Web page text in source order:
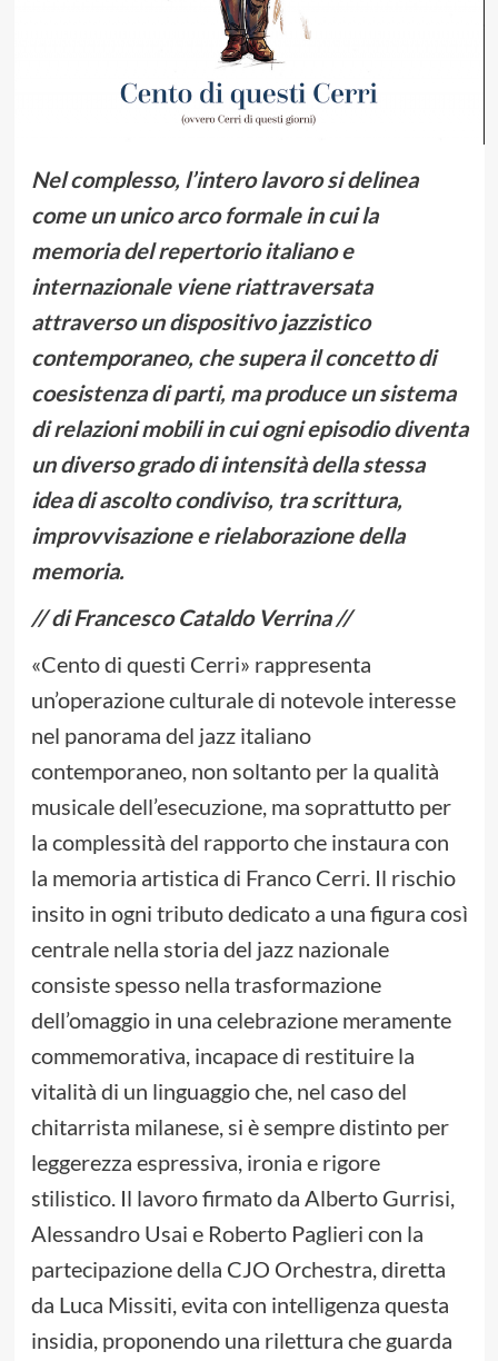
Nel complesso, l’intero lavoro si delinea
come un unico arco formale in cui la
memoria del repertorio italiano e
internazionale viene riattraversata
attraverso un dispositivo jazzistico
contemporaneo, che supera il concetto di
coesistenza di parti, ma produce un sistema
di relazioni mobili in cui ogni episodio diventa
un diverso grado di intensità della stessa
idea di ascolto condiviso, tra scrittura,
improvvisazione e rielaborazione della
memoria.
// di Francesco Cataldo Verrina //
«Cento di questi Cerri» rappresenta
un’operazione culturale di notevole interesse
nel panorama del jazz italiano
contemporaneo, non soltanto per la qualità
musicale dell’esecuzione, ma soprattutto per
la complessità del rapporto che instaura con
la memoria artistica di Franco Cerri. Il rischio
insito in ogni tributo dedicato a una figura così
centrale nella storia del jazz nazionale
consiste spesso nella trasformazione
dell’omaggio in una celebrazione meramente
commemorativa, incapace di restituire la
vitalità di un linguaggio che, nel caso del
chitarrista milanese, si è sempre distinto per
leggerezza espressiva, ironia e rigore
stilistico. Il lavoro firmato da Alberto Gurrisi,
Alessandro Usai e Roberto Paglieri con la
partecipazione della CJO Orchestra, diretta
da Luca Missiti, evita con intelligenza questa
insidia, proponendo una rilettura che guarda